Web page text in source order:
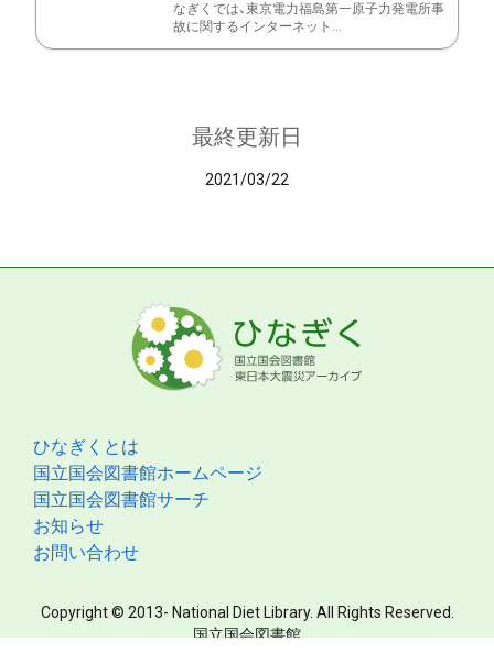
なぎくでは、東京電力福島第一原子力発電所事
故に関するインターネット...
最終更新日
2021/03/22
ひなぎくとは
国立国会図書館ホームページ
国立国会図書館サーチ
お知らせ
お問い合わせ
Copyright © 2013- National Diet Library. All Rights Reserved.